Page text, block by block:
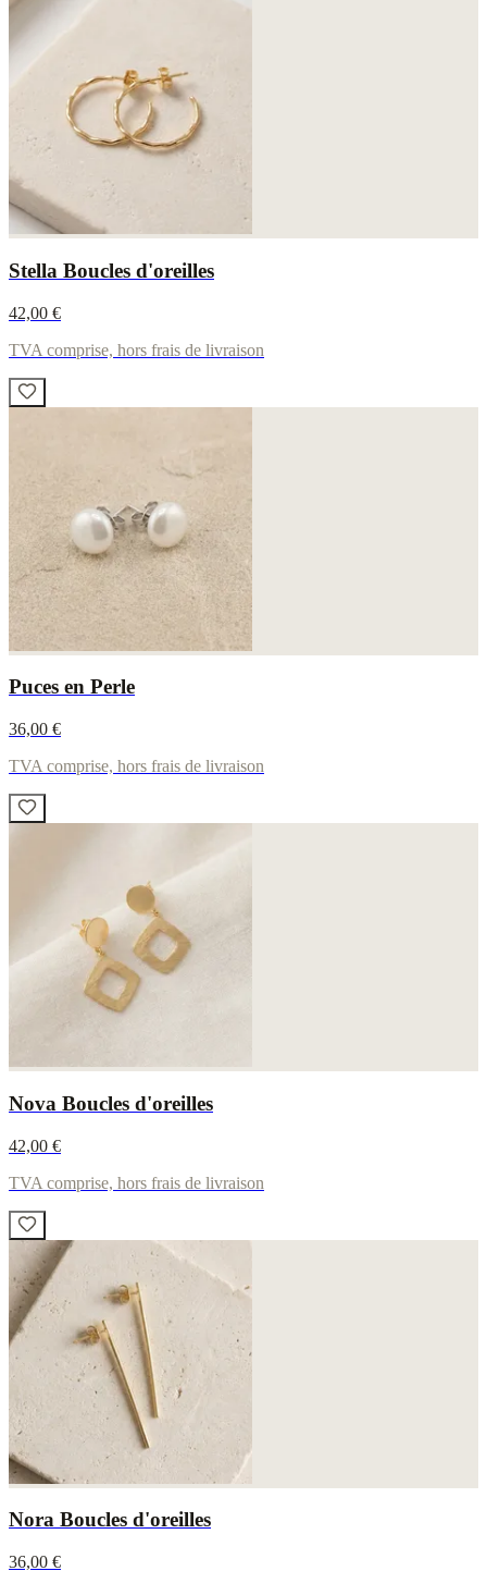
Stella Boucles d'oreilles
42,00 €
TVA comprise, hors frais de livraison
Puces en Perle
36,00 €
TVA comprise, hors frais de livraison
Nova Boucles d'oreilles
42,00 €
TVA comprise, hors frais de livraison
Nora Boucles d'oreilles
36,00 €